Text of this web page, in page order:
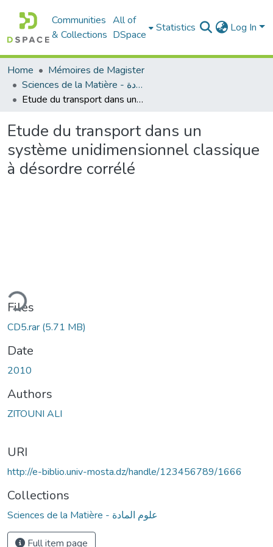
Communities
& Collections
All of
DSpace
Statistics Log In
Home
Mémoires de Magister
Sciences de la Matière - علوم المادة
Etude du transport dans un système unidimensionnel classique à désordre corrélé
Etude du transport dans un
système unidimensionnel classique
à désordre corrélé
Files
CD5.rar (5.71 MB)
Date
2010
Authors
ZITOUNI ALI
URI
http://e-biblio.univ-mosta.dz/handle/123456789/1666
Collections
Sciences de la Matière - علوم المادة
Full item page